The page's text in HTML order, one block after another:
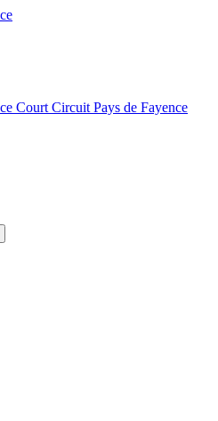
Court Circuit Pays de Fayence